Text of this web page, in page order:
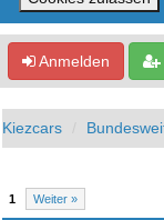
Anmelden
Kiezcars
1 Weiter »